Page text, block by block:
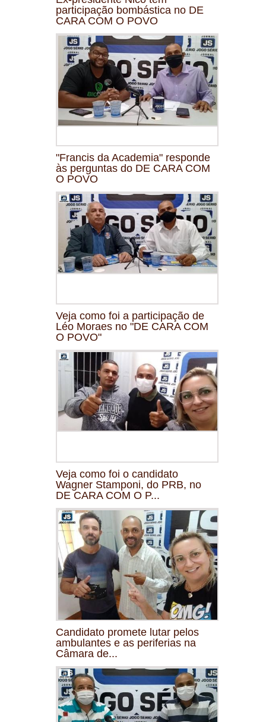
participação bombástica no DE
CARA COM O POVO
"Francis da Academia" responde
às perguntas do DE CARA COM
O POVO
Veja como foi a participação de
Léo Moraes no "DE CARA COM
O POVO"
Veja como foi o candidato
Wagner Stamponi, do PRB, no
DE CARA COM O P...
Candidato promete lutar pelos
ambulantes e as periferias na
Câmara de...